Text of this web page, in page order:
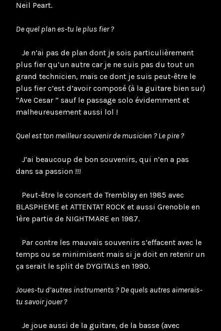
Neil Peart.
De quel plan es-tu le plus fier ?
Je n’ai pas de plan dont je sois particulièrement
plus fier qu’un autre car je ne suis pas du tout un
grand technicien, mais ce dont je suis peut-être le
plus fier c’est d’avoir composé (à la guitare bien sur)
“Ave Cesar ” sauf le passage solo évidemment et
malheureusement aussi lol !
Quel est ton meilleur souvenir de musicien ? Le pire ?
J’ai beaucoup de bon souvenirs, qui n’en a pas
dans sa passion !!!
Peut-être le concert de Tremblay en 1985 avec
BLASPHEME et ATTENTAT ROCK et aussi Grenoble en
1ère partie de NIGHTMARE en 1987.
Par contre les mauvais souvenirs s’effacent avec le
temps ou se minimisent mais si je doit en retenir un
ça serait le split de DYGITALS en 1990.
Joues-tu d’autres instruments ? De quels autres aimerais-
tu savoir jouer ?
Je joue aussi de la guitare, de la basse (avec